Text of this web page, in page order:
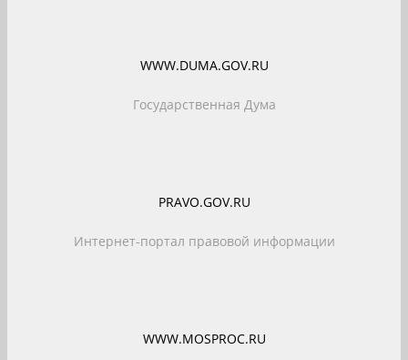
WWW.DUMA.GOV.RU
Государственная Дума
PRAVO.GOV.RU
Интернет-портал правовой информации
WWW.MOSPROC.RU